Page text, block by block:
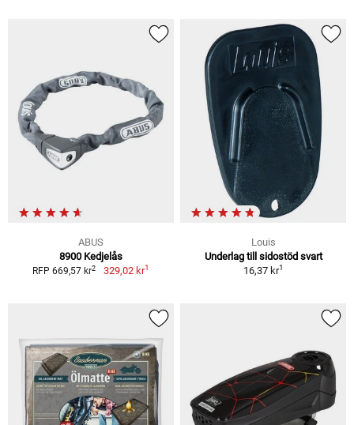
ABUS
8900 Kedjelås
RFP 669,57 kr2 329,02 kr1
Louis
Underlag till sidostöd svart
16,37 kr1